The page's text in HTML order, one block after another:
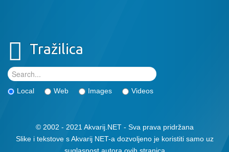
Tražilica
Local Web Images Videos
© 2002 - 2021 Akvarij.NET - Sva prava pridržana
Slike i tekstove s Akvarij NET-a dozvoljeno je koristiti samo uz